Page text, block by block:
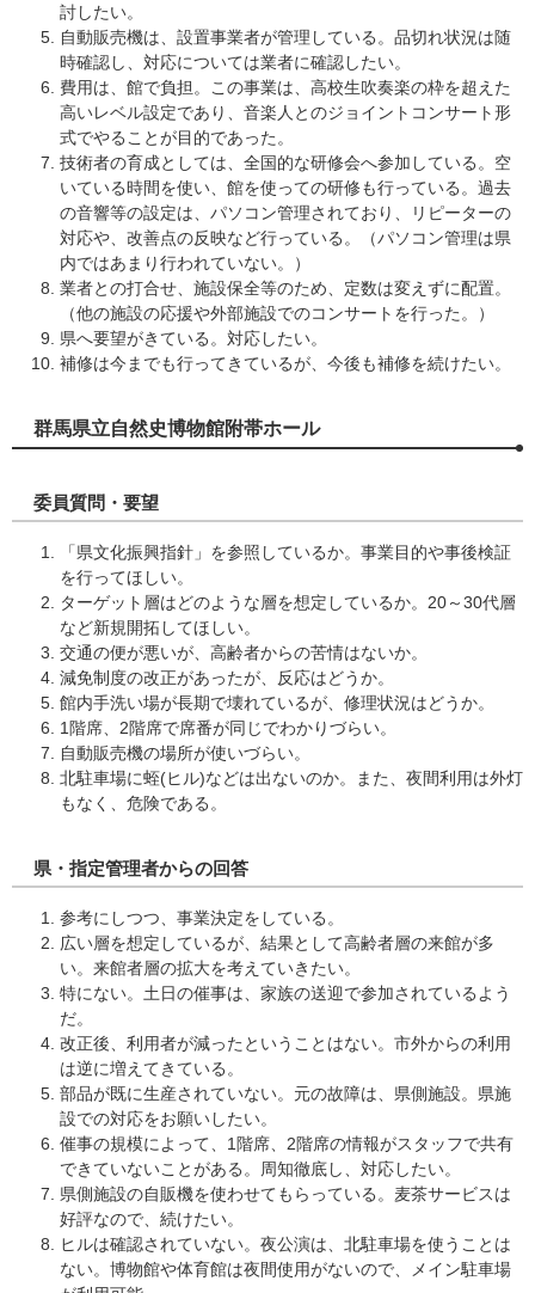
討したい。
自動販売機は、設置事業者が管理している。品切れ状況は随
時確認し、対応については業者に確認したい。
費用は、館で負担。この事業は、高校生吹奏楽の枠を超えた
高いレベル設定であり、音楽人とのジョイントコンサート形
式でやることが目的であった。
技術者の育成としては、全国的な研修会へ参加している。空
いている時間を使い、館を使っての研修も行っている。過去
の音響等の設定は、パソコン管理されており、リピーターの
対応や、改善点の反映など行っている。（パソコン管理は県
内ではあまり行われていない。）
業者との打合せ、施設保全等のため、定数は変えずに配置。
（他の施設の応援や外部施設でのコンサートを行った。）
県へ要望がきている。対応したい。
補修は今までも行ってきているが、今後も補修を続けたい。
群馬県立自然史博物館附帯ホール
委員質問・要望
「県文化振興指針」を参照しているか。事業目的や事後検証
を行ってほしい。
ターゲット層はどのような層を想定しているか。20～30代層
など新規開拓してほしい。
交通の便が悪いが、高齢者からの苦情はないか。
減免制度の改正があったが、反応はどうか。
館内手洗い場が長期で壊れているが、修理状況はどうか。
1階席、2階席で席番が同じでわかりづらい。
自動販売機の場所が使いづらい。
北駐車場に蛭(ヒル)などは出ないのか。また、夜間利用は外灯
もなく、危険である。
県・指定管理者からの回答
参考にしつつ、事業決定をしている。
広い層を想定しているが、結果として高齢者層の来館が多
い。来館者層の拡大を考えていきたい。
特にない。土日の催事は、家族の送迎で参加されているよう
だ。
改正後、利用者が減ったということはない。市外からの利用
は逆に増えてきている。
部品が既に生産されていない。元の故障は、県側施設。県施
設での対応をお願いしたい。
催事の規模によって、1階席、2階席の情報がスタッフで共有
できていないことがある。周知徹底し、対応したい。
県側施設の自販機を使わせてもらっている。麦茶サービスは
好評なので、続けたい。
ヒルは確認されていない。夜公演は、北駐車場を使うことは
ない。博物館や体育館は夜間使用がないので、メイン駐車場